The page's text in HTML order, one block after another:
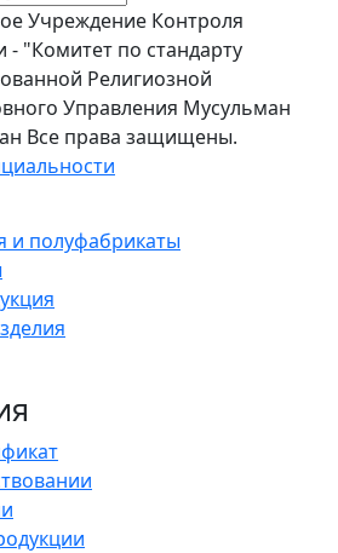
Учреждение Контроля
- "Комитет по стандарту
Религиозной
Управления Мусульман
Все права защищены.
и полуфабрикаты